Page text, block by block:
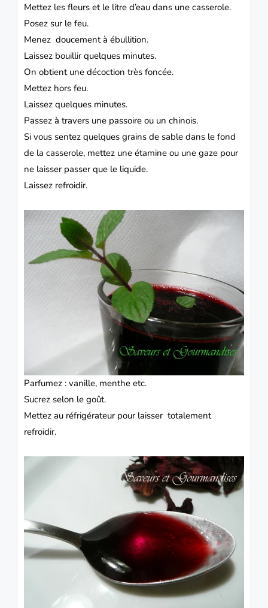
Mettez les fleurs et le litre d’eau dans une casserole.
Posez sur le feu.
Menez doucement à ébullition.
Laissez bouillir quelques minutes.
On obtient une décoction très foncée.
Mettez hors feu.
Laissez quelques minutes.
Passez à travers une passoire ou un chinois.
Si vous sentez quelques grains de sable dans le fond
de la casserole, mettez une étamine ou une gaze pour
ne laisser passer que le liquide.
Laissez refroidir.
Parfumez : vanille, menthe etc.
Sucrez selon le goût.
Mettez au réfrigérateur pour laisser totalement
refroidir.